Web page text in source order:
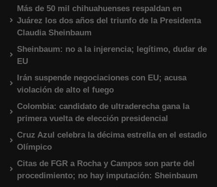
Más de 50 mil chihuahuenses respaldan en
Juárez los dos años del triunfo de la Presidenta
Claudia Sheinbaum
Sheinbaum: no a la injerencia; legítimo, dudar de
EU
Irán suspende negociaciones con EU; acusa
violación de alto el fuego
Colombia: candidato de ultraderecha gana la
primera vuelta de elección presidencial
Cruz Azul celebra la décima estrella en el estadio
Olímpico
Citas de FGR a Rocha y Campos son parte del
procedimiento; no hay imputación: Sheinbaum